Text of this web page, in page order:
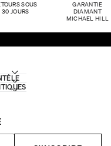
SOUS
30 JOURS
GARANTIE
DIAMANT
MICHAEL HILL